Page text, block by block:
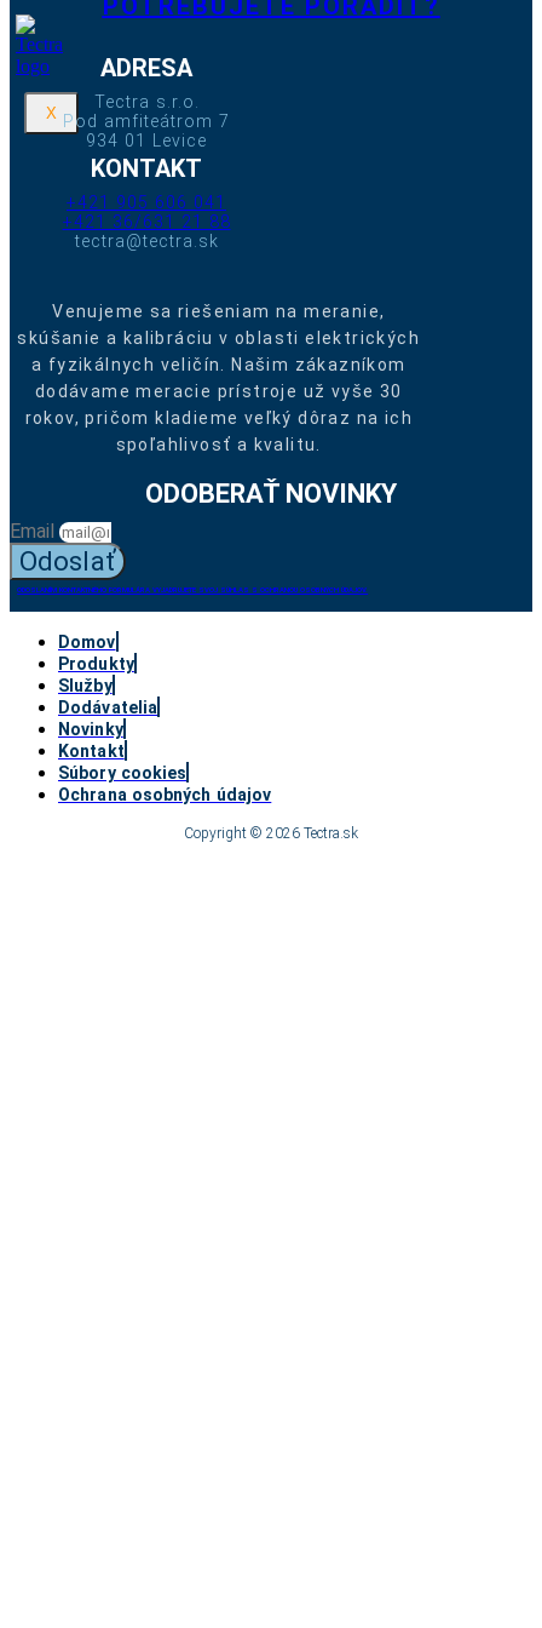
X
ADRESA
Tectra s.r.o.
Pod amfiteátrom 7
934 01 Levice
KONTAKT
+421 905 606 041
+421 36/631 21 88
tectra@tectra.sk
Venujeme sa riešeniam na meranie,
skúšanie a kalibráciu v oblasti elektrických
a fyzikálnych veličín. Našim zákazníkom
dodávame meracie prístroje už vyše 30
rokov, pričom kladieme veľký dôraz na ich
spoľahlivosť a kvalitu.
ODOBERAŤ NOVINKY
Email
Odoslať
ODOSLANÍM KONTAKTNÉHO FORMULÁRA VYJADRUJETE SVOJ SÚHLAS S OCHRANOU OSOBNÝCH ÚDAJOV.
Domov
Produkty
Služby
Dodávatelia
Novinky
Kontakt
Súbory cookies
Ochrana osobných údajov
Copyright © 2026 Tectra.sk